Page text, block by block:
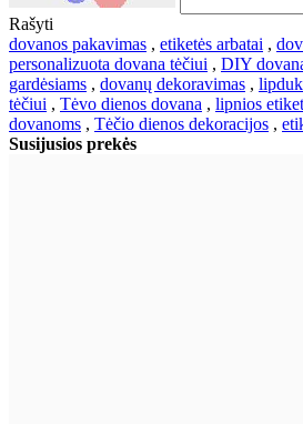
Rašyti
dovanos pakavimas , etiketės arbatai ,
personalizuota dovana tėčiui , DIY
gardėsiams , dovanų dekoravimas ,
tėčiui , Tėvo dienos dovana , lipnios
dovanoms , Tėčio dienos dekoracijos ,
Susijusios prekės